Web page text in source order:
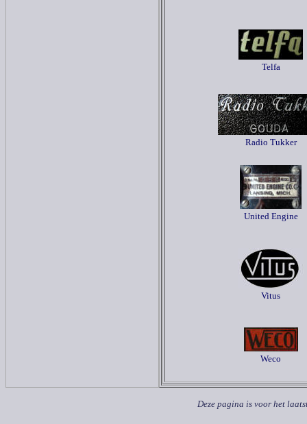
Telfa
Radio Tukker
United Engine
Vitus
Weco
Deze pagina is voor het